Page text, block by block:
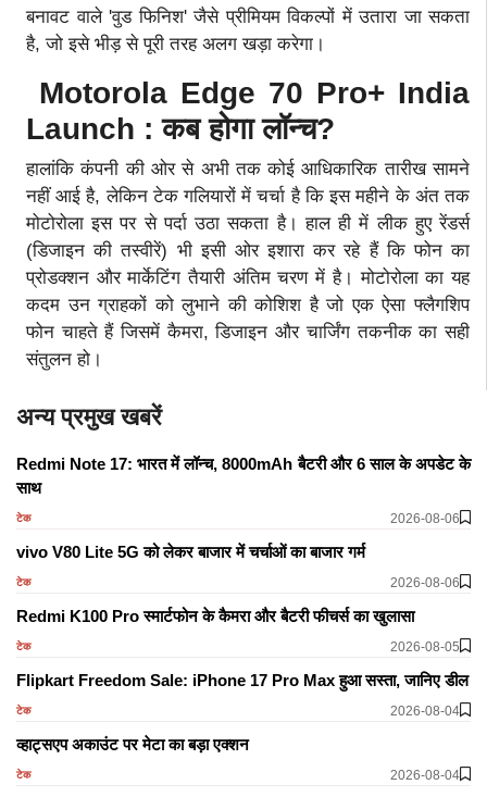
बनावट वाले 'वुड फिनिश' जैसे प्रीमियम विकल्पों में उतारा जा सकता
है, जो इसे भीड़ से पूरी तरह अलग खड़ा करेगा।
Motorola Edge 70 Pro+ India
Launch : कब होगा लॉन्च?
हालांकि कंपनी की ओर से अभी तक कोई आधिकारिक तारीख सामने
नहीं आई है, लेकिन टेक गलियारों में चर्चा है कि इस महीने के अंत तक
मोटोरोला इस पर से पर्दा उठा सकता है। हाल ही में लीक हुए रेंडर्स
(डिजाइन की तस्वीरें) भी इसी ओर इशारा कर रहे हैं कि फोन का
प्रोडक्शन और मार्केटिंग तैयारी अंतिम चरण में है। मोटोरोला का यह
कदम उन ग्राहकों को लुभाने की कोशिश है जो एक ऐसा फ्लैगशिप
फोन चाहते हैं जिसमें कैमरा, डिजाइन और चार्जिंग तकनीक का सही
संतुलन हो।
अन्य प्रमुख खबरें
Redmi Note 17: भारत में लॉन्च, 8000mAh बैटरी और 6 साल के अपडेट के
साथ
टेक 2026-08-06
vivo V80 Lite 5G को लेकर बाजार में चर्चाओं का बाजार गर्म
टेक 2026-08-06
Redmi K100 Pro स्मार्टफोन के कैमरा और बैटरी फीचर्स का खुलासा
टेक 2026-08-05
Flipkart Freedom Sale: iPhone 17 Pro Max हुआ सस्ता, जानिए डील
टेक 2026-08-04
व्हाट्सएप अकाउंट पर मेटा का बड़ा एक्शन
टेक 2026-08-04